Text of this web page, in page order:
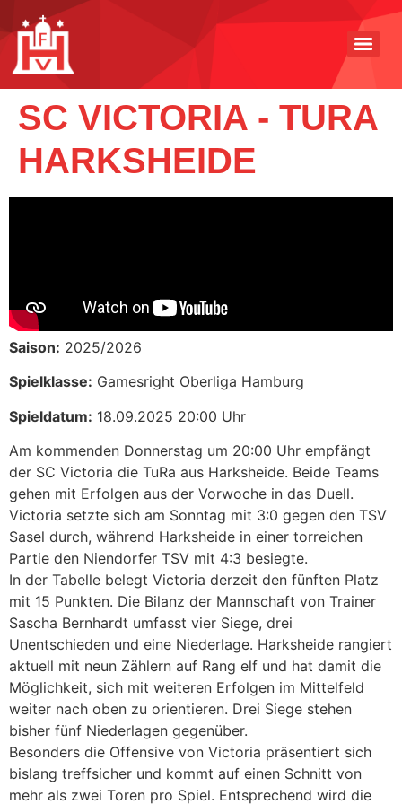
SC VICTORIA - TURA
HARKSHEIDE
Saison: 2025/2026
Spielklasse: Gamesright Oberliga Hamburg
Spieldatum: 18.09.2025 20:00 Uhr
Am kommenden Donnerstag um 20:00 Uhr empfängt
der SC Victoria die TuRa aus Harksheide. Beide Teams
gehen mit Erfolgen aus der Vorwoche in das Duell.
Victoria setzte sich am Sonntag mit 3:0 gegen den TSV
Sasel durch, während Harksheide in einer torreichen
Partie den Niendorfer TSV mit 4:3 besiegte.
In der Tabelle belegt Victoria derzeit den fünften Platz
mit 15 Punkten. Die Bilanz der Mannschaft von Trainer
Sascha Bernhardt umfasst vier Siege, drei
Unentschieden und eine Niederlage. Harksheide rangiert
aktuell mit neun Zählern auf Rang elf und hat damit die
Möglichkeit, sich mit weiteren Erfolgen im Mittelfeld
weiter nach oben zu orientieren. Drei Siege stehen
bisher fünf Niederlagen gegenüber.
Besonders die Offensive von Victoria präsentiert sich
bislang treffsicher und kommt auf einen Schnitt von
mehr als zwei Toren pro Spiel. Entsprechend wird die